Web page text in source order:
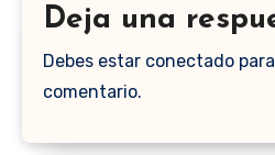
Deja una
Debes estar conectado
comentario.